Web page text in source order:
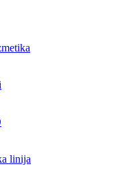
linija